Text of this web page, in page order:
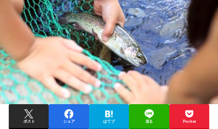
ポスト シェア はてブ 送る Pocket